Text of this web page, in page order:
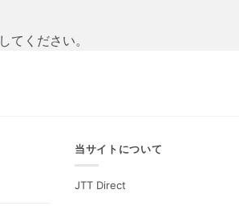
してください。
当サイトについて
JTT Direct